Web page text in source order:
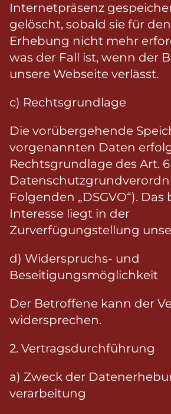
Internetpräsenz
gelöscht, sobald sie für
Erhebung nicht mehr
was der Fall ist, wenn der
unsere Webseite verlässt.
c) Rechtsgrundlage
Die vorübergehende
vorgenannten Daten
Rechtsgrundlage des Art. 6
Folgenden „DSGVO“).
Interesse liegt in der
Zurverfügungstellung
d) Widerspruchs- und
Beseitigungsmöglichkeit
Der Betroffene kann der
widersprechen.
2. Vertragsdurchführung
a) Zweck der
verarbeitung